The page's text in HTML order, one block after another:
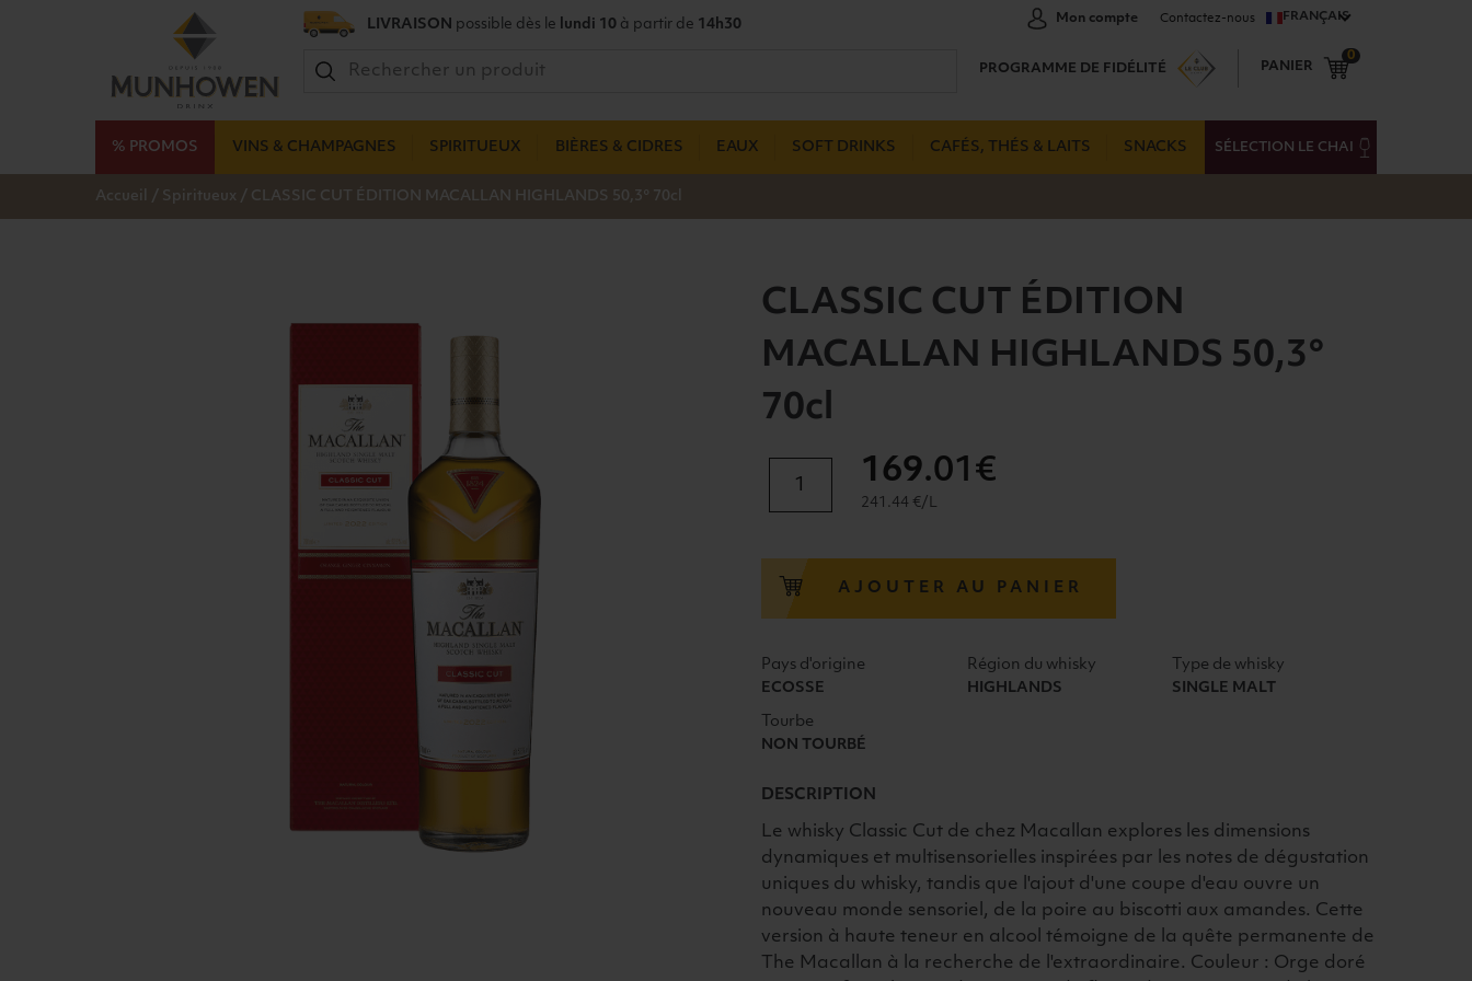
LIVRAISON possible dès le lundi 10 à partir de 14h30 Mon compte Contactez-nous FRANÇAIS
PROGRAMME DE FIDÉLITÉ PANIER
0
% PROMOS VINS & CHAMPAGNES SPIRITUEUX BIÈRES & CIDRES EAUX SOFT DRINKS CAFÉS, THÉS & LAITS SNACKS SÉLECTION LE CHAI
Accueil / Spiritueux / CLASSIC CUT ÉDITION MACALLAN HIGHLANDS 50,3° 70cl
CLASSIC CUT ÉDITION
MACALLAN HIGHLANDS 50,3°
70cl
ÉDITION
MACALLAN
50,3°
70cl
169.01€
241.44 €/L
AJOUTER AU PANIER
Pays d'origine
ECOSSE
Région du whisky
HIGHLANDS
Type de whisky
SINGLE MALT
Tourbe
NON TOURBÉ
DESCRIPTION
Le whisky Classic Cut de chez Macallan explores les dimensions
dynamiques et multisensorielles inspirées par les notes de dégustation
uniques du whisky, tandis que l'ajout d'une coupe d'eau ouvre un
nouveau monde sensoriel, de la poire au biscotti aux amandes. Cette
version à haute teneur en alcool témoigne de la quête permanente de
The Macallan à la recherche de l'extraordinaire. Couleur : Orge doré